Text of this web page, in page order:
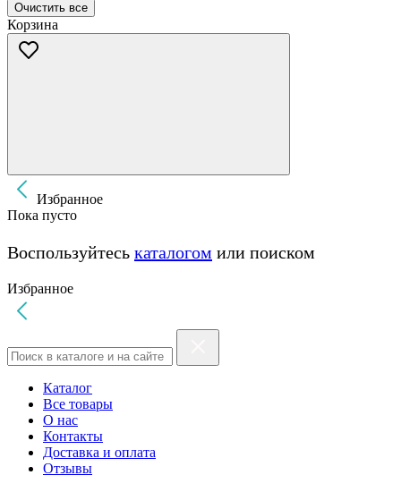
Очистить все
Корзина
Избранное
Пока пусто
Воспользуйтесь каталогом или поиском
Избранное
Каталог
Все товары
О нас
Контакты
Доставка и оплата
Отзывы